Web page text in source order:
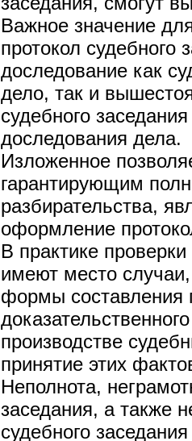
Важное значение
протокол судебного
доследование как
дело, так и
судебного
доследования дела.
Изложенное
гарантирующим
разбирательства,
оформление
В практике
имеют место
формы составления
производстве
принятие этих
Неполнота,
заседания, а также
судебного